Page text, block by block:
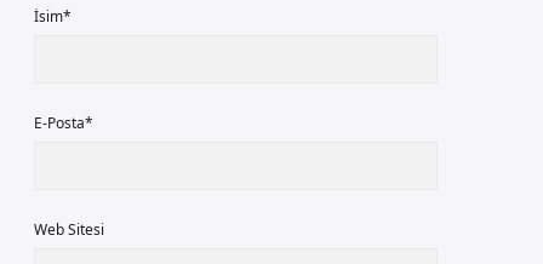
İsim*
E-Posta*
Web Sitesi